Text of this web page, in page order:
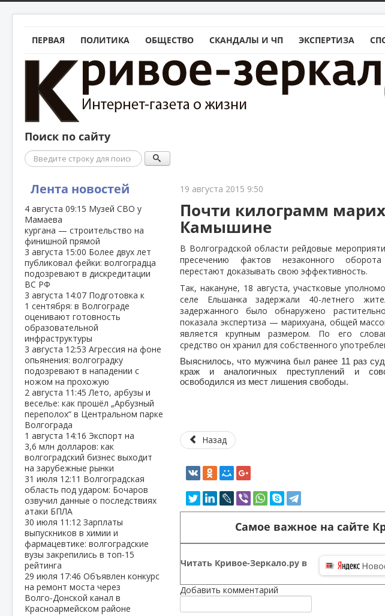
ПЕРВАЯ ПОЛИТИКА ОБЩЕСТВО СКАНДАЛЫ И ЧП ЭКСПЕРТИЗА
Поиск по сайту
Поиск
Лента новостей
4 августа 09:15 Музей СВО у
Мамаева
кургана — строительство на
финишной прямой
3 августа 15:00 Более двух лет
публиковал фейки: волгоградца
подозревают в дискредитации
ВС РФ
3 августа 14:07 Подготовка к
1 сентября: в Волгограде
оценивают готовность
образовательной
инфраструктуры
3 августа 12:53 Агрессия на фоне
опьянения: волгоградку
подозревают в нападении с
ножом на прохожую
2 августа 11:45Лето, арбузы и
веселье: как прошёл „Арбузный
переполох“ в Центральном парке
Волгограда
1 августа 14:16 Экспорт на
3,6 млн долларов: как
волгоградский бизнес выходит
на зарубежные рынки
31 июля 12:11 Волгоградская
область под ударом: Бочаров
озвучил данные о последствиях
атаки БПЛА
30 июля 11:12 Зарплаты
выпускников в химии и
фармацевтике: волгоградские
вузы закрепились в топ‑15
рейтинга
29 июля 17:46 Объявлен конкурс
на ремонт моста через
Волго‑Донской канал в
Красноармейском районе
19 августа 2015 9:50
Почти килограмм
Камышине
В Волгоградской области рейдовые
пресечению фактов незаконного
перестают доказывать свою эффективность.
Так, накануне, 18 августа, участковые
селе Ельшанка задержали 40-летнего
задержанного было обнаружено
показала экспертиза — марихуана, общей
является крупным размером. По его
средство он хранил для собственного
Выяснилось, что мужчина был ранее 11 раз
краж и аналогичных преступлений и
освободился из мест лишения свободы.
Назад
Самое важное на сайте
Читать Кривое-Зеркало.ру в
Добавить комментарий